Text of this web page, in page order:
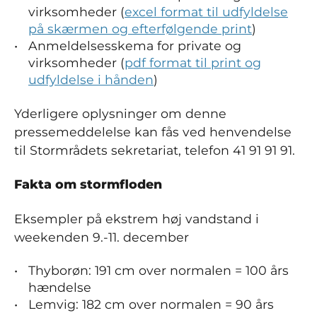
virksomheder (excel format til udfyldelse
på skærmen og efterfølgende print)
Anmeldelsesskema for private og
virksomheder (pdf format til print og
udfyldelse i hånden)
Yderligere oplysninger om denne
pressemeddelelse kan fås ved henvendelse
til Stormrådets sekretariat, telefon 41 91 91 91.
Fakta om stormfloden
Eksempler på ekstrem høj vandstand i
weekenden 9.-11. december
Thyborøn: 191 cm over normalen = 100 års
hændelse
Lemvig: 182 cm over normalen = 90 års